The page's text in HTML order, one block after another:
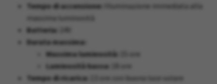
Tempo di accensione:
Illuminazione immediata alla
massima luminosità
Batteria:
24V
Durata massima:
Massima luminosità:
15 ore
Luminosità bassa:
18 ore
Tempo di ricarica:
13 ore con buona luce solare